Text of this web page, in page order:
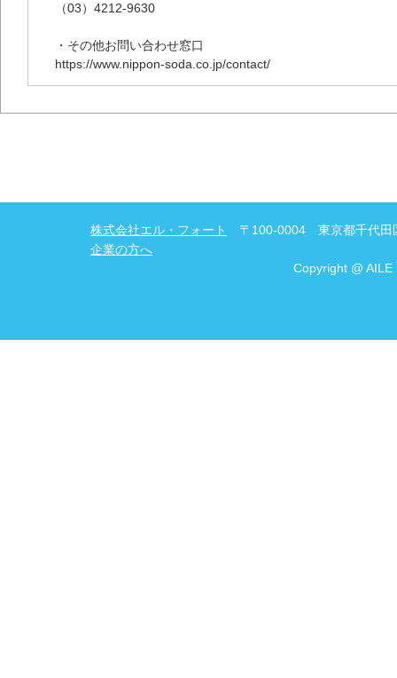
（03）4212-9630
・その他お問い合わせ窓口
https://www.nippon-soda.co.jp/contact/
株式会社エル・フォート
〒100-0004 東京都千代田
企業の方へ
Copyright @